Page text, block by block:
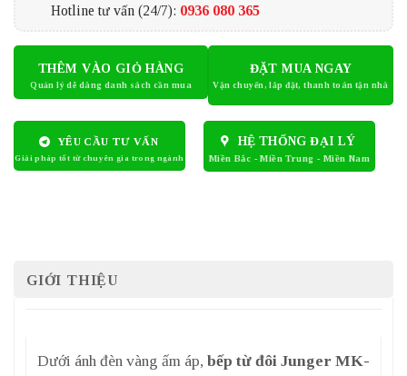
Hotline tư vấn (24/7): 0936 080 365
THÊM VÀO GIỎ HÀNG ĐẶT MUA NGAY
YÊU CẦU TƯ VẤN HỆ THỐNG ĐẠI LÝ
GIỚI THIỆU
Dưới ánh đèn vàng ấm áp, bếp từ đôi Junger MK-